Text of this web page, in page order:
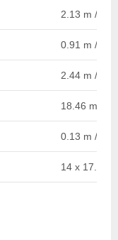
2.13 m / 7 ft
0.91 m / 3 ft
2.44 m / 8 ft
18.46 m /
0.13 m / 5
14 x 17.5